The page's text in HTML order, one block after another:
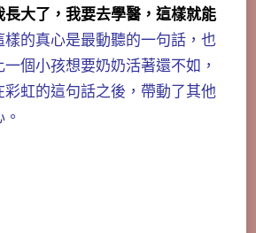
長大了，我要去學醫，這樣就能
樣的真心是最動聽的一句話，也
個小孩想要奶奶活著還不如，
虹的這句話之後，帶動了其他